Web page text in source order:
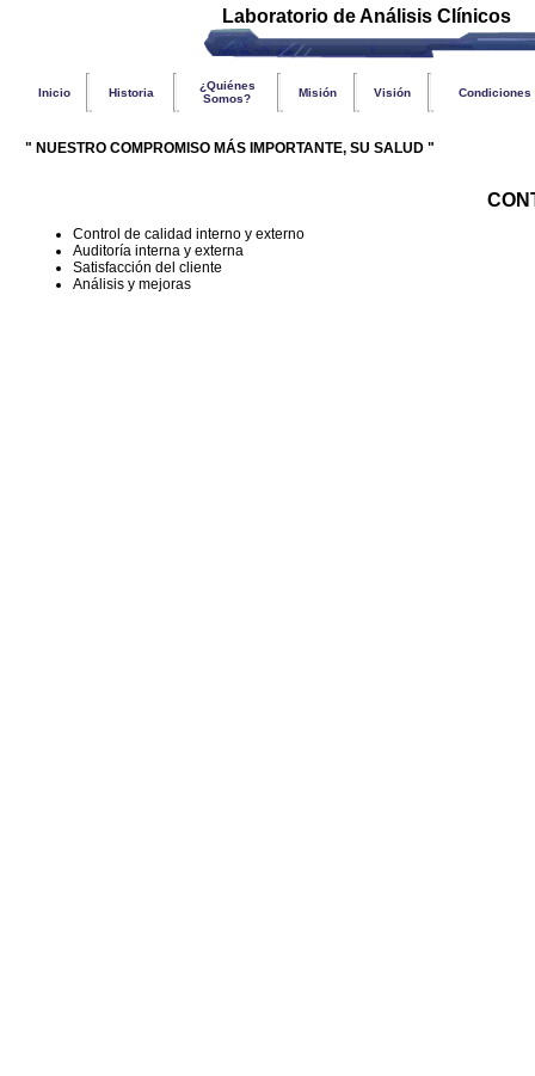
Laboratorio de Análisis Clínicos
Inicio Historia
¿Quiénes
Somos?
Misión Visión Condiciones
" NUESTRO COMPROMISO MÁS IMPORTANTE, SU SALUD "
Control de calidad interno y externo
Auditoría interna y externa
Satisfacción del cliente
Análisis y mejoras